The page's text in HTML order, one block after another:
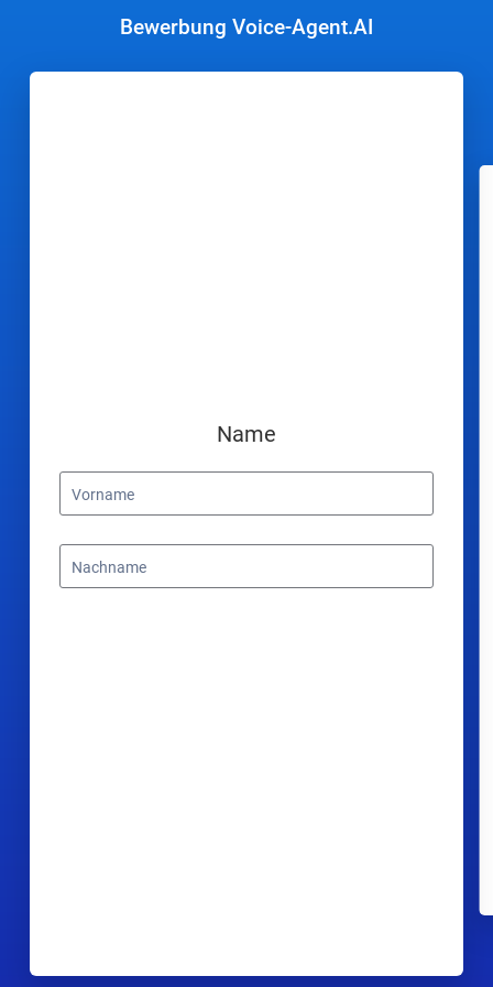
Bewerbung Voice-Agent.AI
Name
Vorname
Nachname